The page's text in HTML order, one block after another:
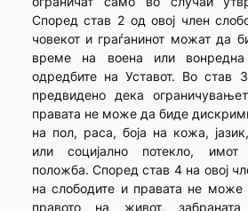
Според став 2 од овој член
човекот и граѓанинот можат да
време на воена или вонредна
одредбите на Уставот. Во став
предвидено дека
правата не може да биде
на пол, раса, боја на кожа,
или социјално потекло, имот
положба. Според став 4 на овој
на слободите и правата не
правото на живот,